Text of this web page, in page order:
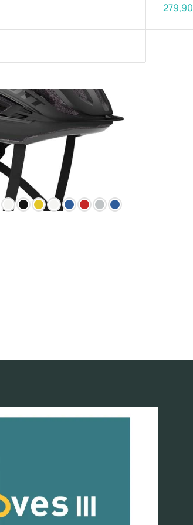
279,90